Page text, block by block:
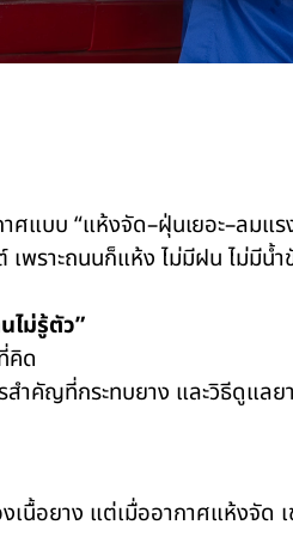
แบบ “แห้งจัด–ฝุ่นเยอะ–ลม
พราะถนนก็แห้ง ไม่มีฝน ไม่มีน้ำ
ไม่รู้ตัว”
คิด
สำคัญที่กระทบยาง และวิธีดูแล
นื้อยาง แต่เมื่ออากาศแห้งจัด